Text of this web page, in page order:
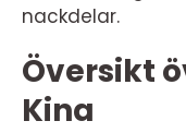
nackdelar.
Översikt
Kina